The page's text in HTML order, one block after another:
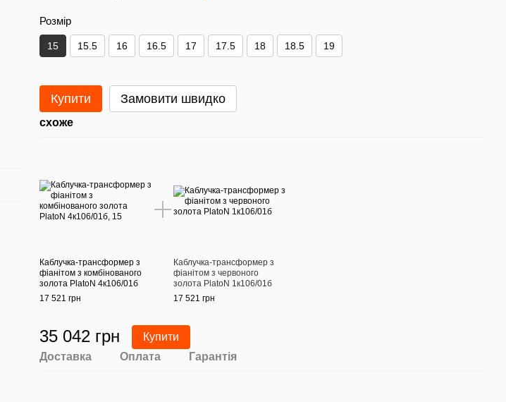
Розмір
15 15.5 16 16.5 17 17.5 18 18.5 19
Купити Замовити швидко
схоже
Каблучка-трансформер з
фіанітом з комбінованого
золота PlatoN 4к106/01б
17 521 грн
Каблучка-трансформер з
фіанітом з червоного
золота PlatoN 1к106/01б
17 521 грн
35 042 грн
Купити
Доставка
Оплата Гарантія